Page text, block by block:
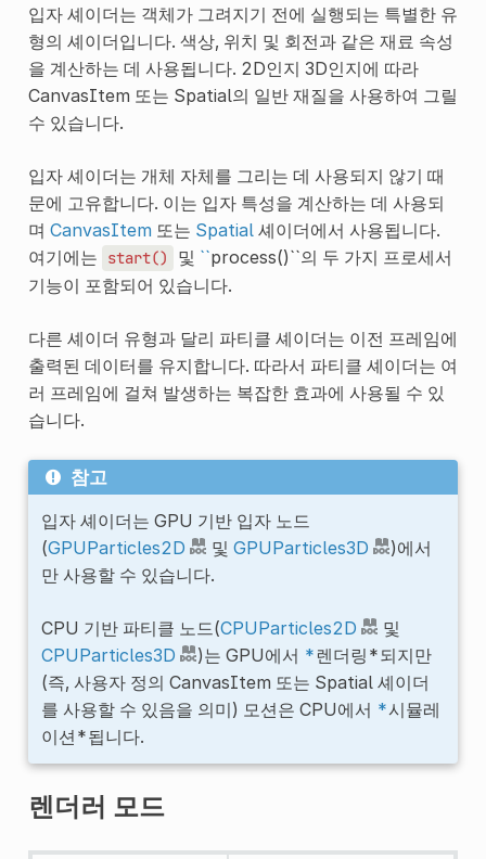
입자 셰이더는 객체가 그려지기 전에 실행되는 특별한 유
형의 셰이더입니다. 색상, 위치 및 회전과 같은 재료 속성
을 계산하는 데 사용됩니다. 2D인지 3D인지에 따라
CanvasItem 또는 Spatial의 일반 재질을 사용하여 그릴
수 있습니다.
입자 셰이더는 개체 자체를 그리는 데 사용되지 않기 때
문에 고유합니다. 이는 입자 특성을 계산하는 데 사용되
며 CanvasItem또는 Spatial셰이더에서 사용됩니다.
여기에는
start() 및 ``process()``의 두 가지 프로세서
기능이 포함되어 있습니다.
다른 셰이더 유형과 달리 파티클 셰이더는 이전 프레임에
출력된 데이터를 유지합니다. 따라서 파티클 셰이더는 여
러 프레임에 걸쳐 발생하는 복잡한 효과에 사용될 수 있
습니다.
참고
입자 셰이더는 GPU 기반 입자 노드
(GPUParticles2D 및 GPUParticles3D
)에서
만 사용할 수 있습니다.
CPU 기반 파티클 노드(CPUParticles2D
및
CPUParticles3D
)는 GPU에서 * 렌더링*되지만
(즉, 사용자 정의 CanvasItem 또는 Spatial 셰이더
를 사용할 수 있음을 의미) 모션은 CPU에서 *시뮬레
이션*됩니다.
렌더러 모드